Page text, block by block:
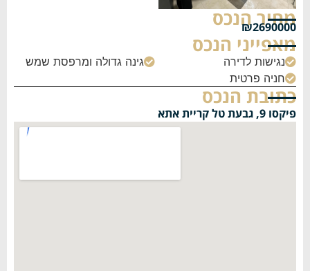
מחיר הנכס
₪2690000
מאפייני הנכס
נגישות לדירה גינה גדולה ומרפסת שמש
חניה פרטית
כתובת הנכס
פיקסו 9, גבעת טל קריית אתא